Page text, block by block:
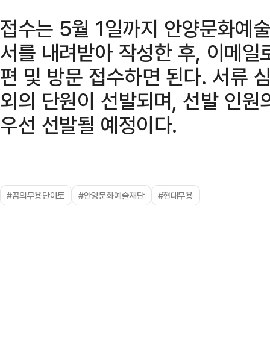
접수는 5월 1일까지 안양문화예
서를 내려받아 작성한 후, 이메
편 및 방문 접수하면 된다. 서류
외의 단원이 선발되며, 선발 인
우선 선발될 예정이다.
#꿈의무용단아토 #안양문화예술재단 #현대무용